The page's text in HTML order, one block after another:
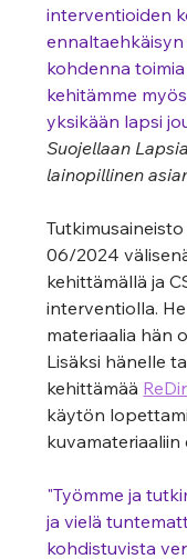
interventioiden
kohdenna
kehitämme
yksikään lapsi
Suojellaan
lainopillinen
06/2024
kehittämällä ja
interventiolla.
materiaalia hän
Lisäksi hänelle
kehittämää
käytön
kuvamateriaaliin
"Työmme ja
ja vielä
kohdistuvista